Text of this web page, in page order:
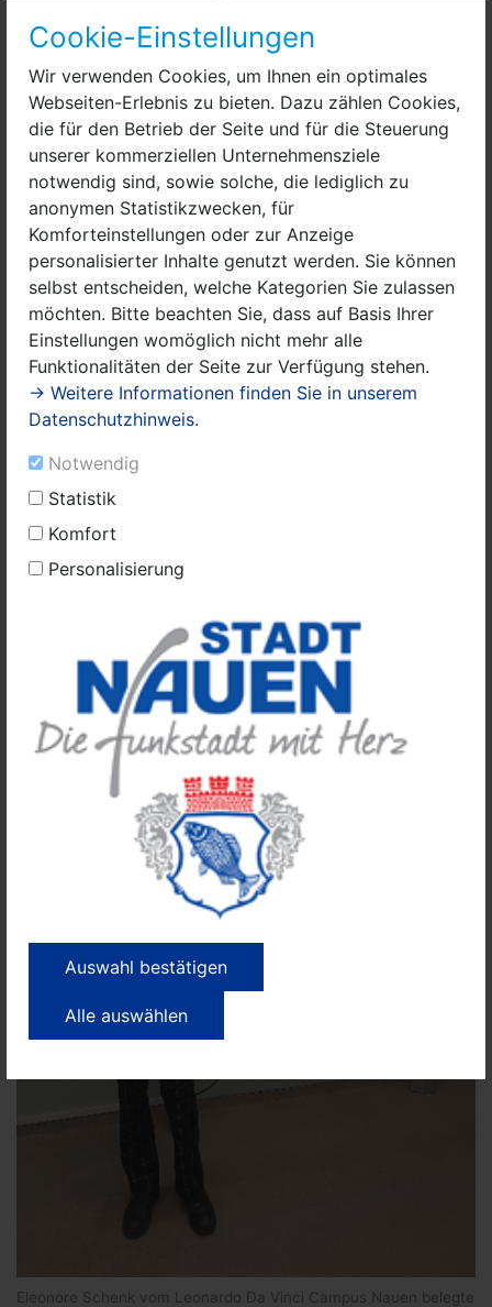
Cookie-Einstellungen
Wir verwenden Cookies, um Ihnen ein optimales
Webseiten-Erlebnis zu bieten. Dazu zählen Cookies,
die für den Betrieb der Seite und für die Steuerung
unserer kommerziellen Unternehmensziele
notwendig sind, sowie solche, die lediglich zu
anonymen Statistikzwecken, für
Komforteinstellungen oder zur Anzeige
personalisierter Inhalte genutzt werden. Sie können
selbst entscheiden, welche Kategorien Sie zulassen
möchten. Bitte beachten Sie, dass auf Basis Ihrer
Einstellungen womöglich nicht mehr alle
Funktionalitäten der Seite zur Verfügung stehen.
→ Weitere Informationen finden Sie in unserem
Datenschutzhinweis.
Notwendig
Statistik
Komfort
Personalisierung
Auswahl bestätigen
Alle auswählen
Leseinteressen sind. Die Zuhörer, einschließlich der
Jury, durften einen abwechslungsreichen Vormittag
erleben, der von Gegenwartsliteratur über Fantasy bis
hin zu Klassikern reichte.
Der Jury fiel die Entscheidung nicht leicht, denn alle
anwesenden Leserinnen und Leser überzeugten mit
ihren Vorträgen. Besonders dem anschließenden Lesen
eines unbekannten Textes kam dabei eine große
Bedeutung zu. Die Entscheidung fiel äußerst knapp
aus, da das Niveau der Lesungen sehr hoch war.
Die Jury favorisierte Eleonore Schenk vom Leonardo
Da Vinci Campus Nauen, die den 1. Platz erreichte.
Herzlichen Glückwunsch! Sie wird nun unsere Region
beim Bezirksausscheid vertreten.
Text, Fotos: C. Zilse
Eleonore Schenk vom Leonardo Da Vinci Campus Nauen belegte